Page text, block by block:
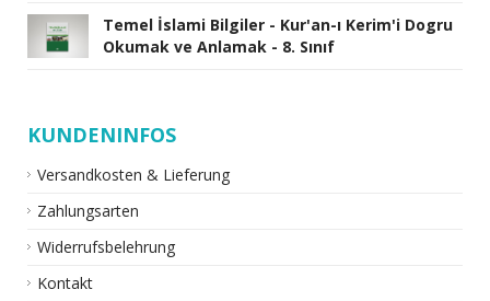
Temel İslami Bilgiler - Kur'an-ı Kerim'i Dogru
Okumak ve Anlamak - 8. Sınıf
KUNDENINFOS
Versandkosten & Lieferung
Zahlungsarten
Widerrufsbelehrung
Kontakt